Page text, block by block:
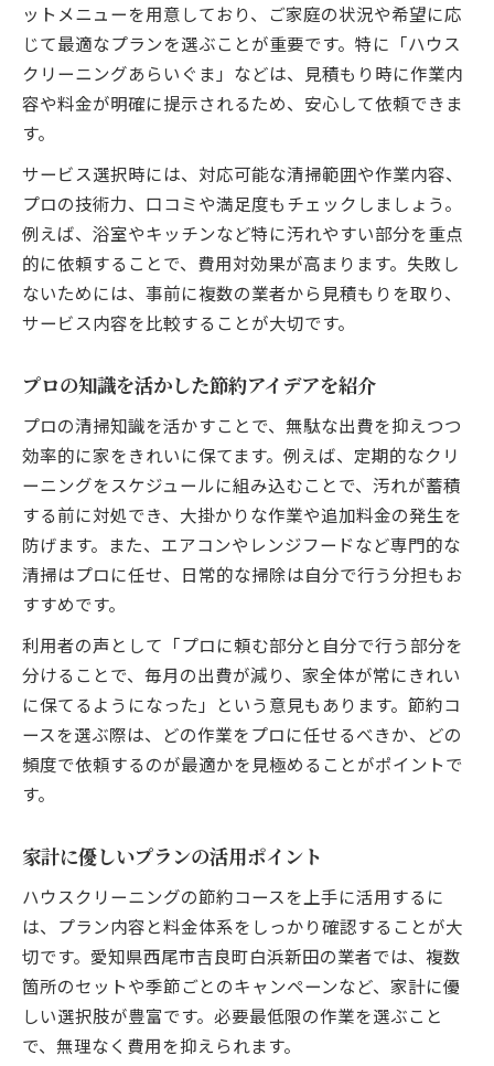
ットメニューを用意しており、ご家庭の状況や希望に応
じて最適なプランを選ぶことが重要です。特に「ハウス
クリーニングあらいぐま」などは、見積もり時に作業内
容や料金が明確に提示されるため、安心して依頼できま
す。
サービス選択時には、対応可能な清掃範囲や作業内容、
プロの技術力、口コミや満足度もチェックしましょう。
例えば、浴室やキッチンなど特に汚れやすい部分を重点
的に依頼することで、費用対効果が高まります。失敗し
ないためには、事前に複数の業者から見積もりを取り、
サービス内容を比較することが大切です。
プロの知識を活かした節約アイデアを紹介
プロの清掃知識を活かすことで、無駄な出費を抑えつつ
効率的に家をきれいに保てます。例えば、定期的なクリ
ーニングをスケジュールに組み込むことで、汚れが蓄積
する前に対処でき、大掛かりな作業や追加料金の発生を
防げます。また、エアコンやレンジフードなど専門的な
清掃はプロに任せ、日常的な掃除は自分で行う分担もお
すすめです。
利用者の声として「プロに頼む部分と自分で行う部分を
分けることで、毎月の出費が減り、家全体が常にきれい
に保てるようになった」という意見もあります。節約コ
ースを選ぶ際は、どの作業をプロに任せるべきか、どの
頻度で依頼するのが最適かを見極めることがポイントで
す。
家計に優しいプランの活用ポイント
ハウスクリーニングの節約コースを上手に活用するに
は、プラン内容と料金体系をしっかり確認することが大
切です。愛知県西尾市吉良町白浜新田の業者では、複数
箇所のセットや季節ごとのキャンペーンなど、家計に優
しい選択肢が豊富です。必要最低限の作業を選ぶこと
で、無理なく費用を抑えられます。